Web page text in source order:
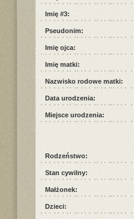
Imię #3:
Pseudonim:
Imię ojca:
Imię matki:
Nazwisko rodowe matki:
Data urodzenia:
Miejsce urodzenia:
Rodzeństwo:
Stan cywilny:
Małżonek:
Dzieci: